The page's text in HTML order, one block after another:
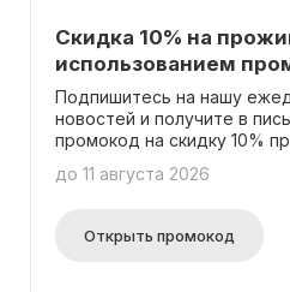
Скидка 10% на
использованием
Подпишитесь на нашу
новостей и получите в
промокод на скидку 10%
до 11 августа 2026
Открыть промокод